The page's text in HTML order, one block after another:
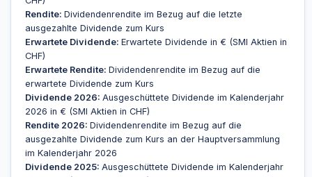
Rendite: Dividendenrendite im Bezug auf die letzte
ausgezahlte Dividende zum Kurs
Erwartete Dividende: Erwartete Dividende in € (SMI Aktien in
CHF)
Erwartete Rendite: Dividendenrendite im Bezug auf die
erwartete Dividende zum Kurs
Dividende 2026: Ausgeschüttete Dividende im Kalenderjahr
2026 in € (SMI Aktien in CHF)
Rendite 2026: Dividendenrendite im Bezug auf die
ausgezahlte Dividende zum Kurs an der Hauptversammlung
im Kalenderjahr 2026
Dividende 2025: Ausgeschüttete Dividende im Kalenderjahr